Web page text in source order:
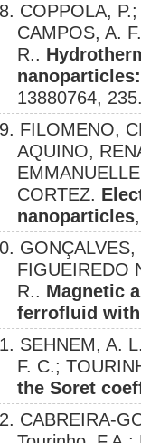
COPPOLA,
CAMPOS, A.
R..
13880764,
FILOMENO,
AQUINO,
CORTEZ.
nanoparticles
FIGUEIREDO
R.. Magnetic
ferrofluid
SEHNEM, A.
F. C.;
the Soret
CABREIRA-